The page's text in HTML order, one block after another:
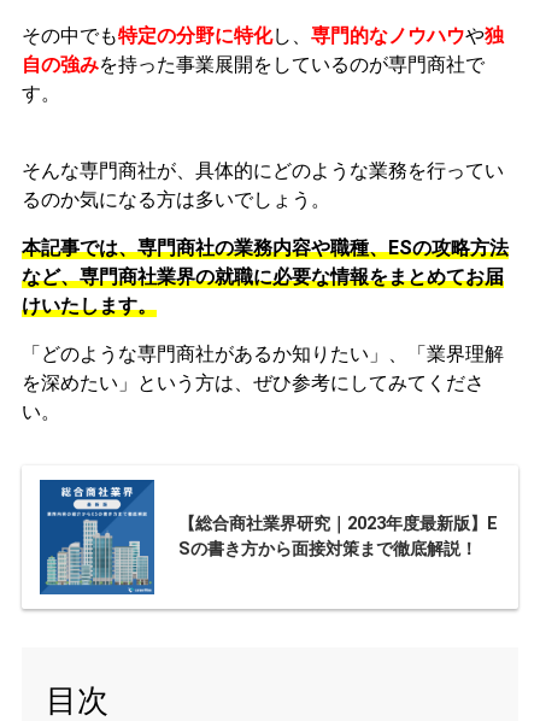
その中でも特定の分野に特化し、 専門的なノウハウや独
自の強みを持った事業展開をしているのが専門商社で
す。
そんな専門商社が、具体的にどのような業務を行ってい
るのか気になる方は多いでしょう。
本記事では、専門商社の業務内容や職種、ESの攻略方法
など、専門商社業界の就職に必要な情報をまとめてお届
けいたします。
「どのような専門商社があるか知りたい」、「業界理解
を深めたい」という方は、ぜひ参考にしてみてくださ
い。
【総合商社業界研究｜2023年度最新版】E
Sの書き方から面接対策まで徹底解説！
目次